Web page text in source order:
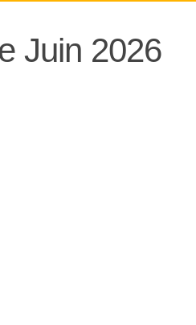
Juin 2026